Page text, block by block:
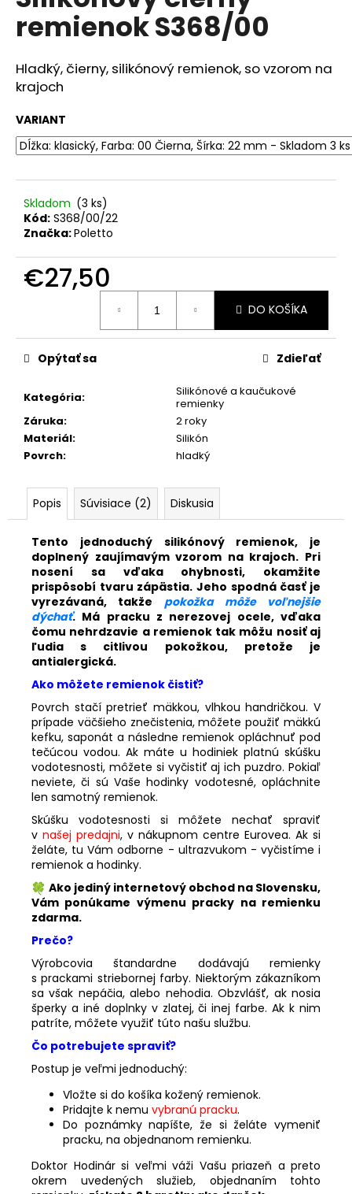
hviezdičiek.
remienok S368/00
Hladký, čierny, silikónový remienok, so vzorom na
krajoch
VARIANT
Skladom (3 ks)
Kód: S368/00/22
Značka:Poletto
€27,50
DO KOŠÍKA
Kategória:
Silikónové a kaučukové
remienky
Záruka:
2 roky
Materiál:
Silikón
Povrch: hladký
Opýtať sa Zdieľať
Popis Súvisiace (2) Diskusia
Tento jednoduchý silikónový remienok, je
doplnený zaujímavým vzorom na krajoch. Pri
nosení sa vďaka ohybnosti, okamžite
prispôsobí tvaru zápästia. Jeho spodná časť je
vyrezávaná, takže pokožka môže voľnejšie
dýchať. Má pracku z nerezovej ocele, vďaka
čomu nehrdzavie a remienok tak môžu nosiť aj
ľudia s citlivou pokožkou, pretože je
antialergická.
Ako môžete remienok čistiť?
Povrch stačí pretrieť mäkkou, vlhkou handričkou. V
prípade väčšieho znečistenia, môžete použiť mäkkú
kefku, saponát a následne remienok opláchnuť pod
tečúcou vodou. Ak máte u hodiniek platnú skúšku
vodotesnosti, môžete si vyčistiť aj ich puzdro. Pokiaľ
neviete, či sú Vaše hodinky vodotesné, opláchnite
len samotný remienok.
Skúšku vodotesnosti si môžete nechať spraviť
v našej predajni, v nákupnom centre Eurovea. Ak si
želáte, tu Vám odborne - ultrazvukom - vyčistíme i
remienok a hodinky.
Ako jediný internetový obchod na Slovensku,
Vám ponúkame výmenu pracky na remienku
zdarma.
Prečo?
Výrobcovia štandardne dodávajú remienky
s prackami striebornej farby. Niektorým zákazníkom
sa však nepáčia, alebo nehodia. Obzvlášť, ak nosia
šperky a iné doplnky v zlatej, či inej farbe. Ak k nim
patríte, môžete využiť túto našu službu.
Čo potrebujete spraviť?
Postup je veľmi jednoduchý:
Vložte si do košíka kožený remienok.
Pridajte k nemu vybranú pracku.
Do poznámky napíšte, že si želáte vymeniť
pracku, na objednanom remienku.
Doktor Hodinár si veľmi váži Vašu priazeň a preto
okrem uvedených služieb, objednaním tohto
á
j
s
ť
HĽADAŤ
O
d
p
ú
č
m
e
KOŽENÝ
RUŽOVÝ
REMIENOK
677-
6/16
€27,50